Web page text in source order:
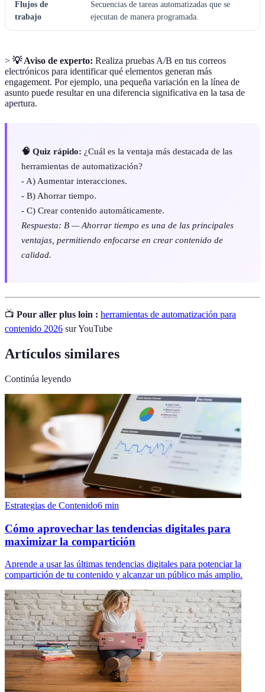
Flujos de
trabajo
Secuencias de tareas automatizadas que se
ejecutan de manera programada.
> 💡 Aviso de experto: Realiza pruebas A/B en tus correos
electrónicos para identificar qué elementos generan más
engagement. Por ejemplo, una pequeña variación en la línea de
asunto puede resultar en una diferencia significativa en la tasa de
apertura.
🧠 Quiz rápido: ¿Cuál es la ventaja más destacada de las
herramientas de automatización?
- A) Aumentar interacciones.
- B) Ahorrar tiempo.
- C) Crear contenido automáticamente.
Respuesta: B — Ahorrar tiempo es una de las principales
ventajas, permitiendo enfocarse en crear contenido de
calidad.
📺 Pour aller plus loin : herramientas de automatización para
contenido 2026 sur YouTube
Artículos similares
Continúa leyendo
Estrategias de Contenido6 min
Cómo aprovechar las tendencias digitales para
maximizar la compartición
Aprende a usar las últimas tendencias digitales para potenciar la
compartición de tu contenido y alcanzar un público más amplio.